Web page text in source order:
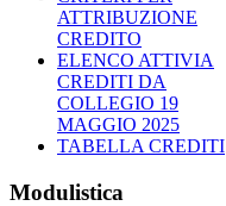
ATTRIBUZIONE
CREDITO
ELENCO ATTIVIA
CREDITI DA
COLLEGIO 19
MAGGIO 2025
TABELLA CREDITI
Modulistica